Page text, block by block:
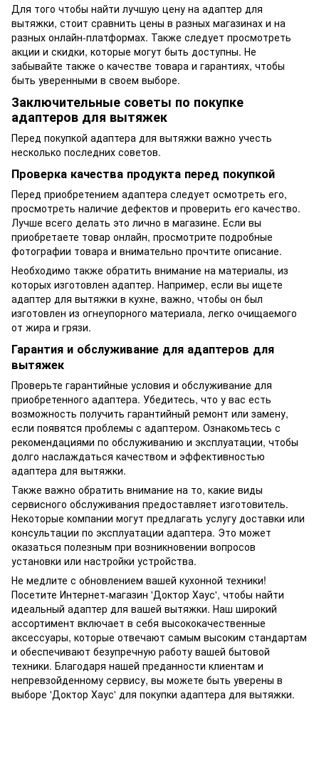
Для того чтобы найти лучшую цену на адаптер для
вытяжки, стоит сравнить цены в разных магазинах и на
разных онлайн-платформах. Также следует просмотреть
акции и скидки, которые могут быть доступны. Не
забывайте также о качестве товара и гарантиях, чтобы
быть уверенными в своем выборе.
Заключительные советы по покупке
адаптеров для вытяжек
Перед покупкой адаптера для вытяжки важно учесть
несколько последних советов.
Проверка качества продукта перед покупкой
Перед приобретением адаптера следует осмотреть его,
просмотреть наличие дефектов и проверить его качество.
Лучше всего делать это лично в магазине. Если вы
приобретаете товар онлайн, просмотрите подробные
фотографии товара и внимательно прочтите описание.
Необходимо также обратить внимание на материалы, из
которых изготовлен адаптер. Например, если вы ищете
адаптер для вытяжки в кухне, важно, чтобы он был
изготовлен из огнеупорного материала, легко очищаемого
от жира и грязи.
Гарантия и обслуживание для адаптеров для
вытяжек
Проверьте гарантийные условия и обслуживание для
приобретенного адаптера. Убедитесь, что у вас есть
возможность получить гарантийный ремонт или замену,
если появятся проблемы с адаптером. Ознакомьтесь с
рекомендациями по обслуживанию и эксплуатации, чтобы
долго наслаждаться качеством и эффективностью
адаптера для вытяжки.
Также важно обратить внимание на то, какие виды
сервисного обслуживания предоставляет изготовитель.
Некоторые компании могут предлагать услугу доставки или
консультации по эксплуатации адаптера. Это может
оказаться полезным при возникновении вопросов
установки или настройки устройства.
Не медлите с обновлением вашей кухонной техники!
Посетите Интернет-магазин 'Доктор Хаус', чтобы найти
идеальный адаптер для вашей вытяжки. Наш широкий
ассортимент включает в себя высококачественные
аксессуары, которые отвечают самым высоким стандартам
и обеспечивают безупречную работу вашей бытовой
техники. Благодаря нашей преданности клиентам и
непревзойденному сервису, вы можете быть уверены в
выборе 'Доктор Хаус' для покупки адаптера для вытяжки.